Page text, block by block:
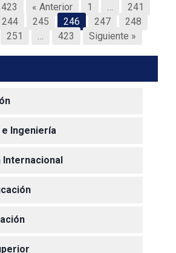
« Anterior 1 …
241
244 245 246 247
248
251 … 423 Siguiente »
Ingeniería
Internacional